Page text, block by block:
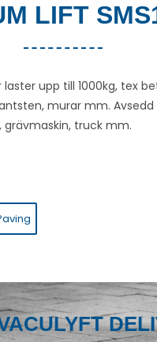
LIFT
laster upp till 1000kg, tex
murar mm.
truck mm.